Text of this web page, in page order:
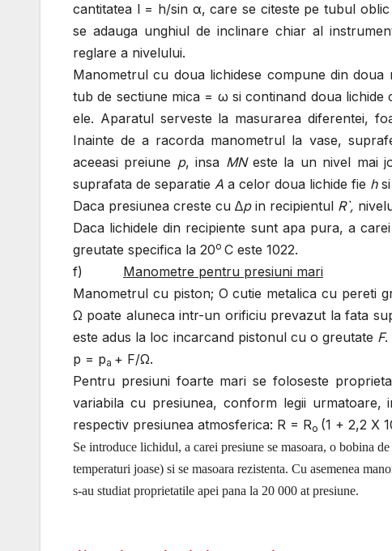
cantitatea l = h/sin α, care se citeste pe tubul
se adauga unghiul de inclinare chiar al
reglare a nivelului.
Manometrul cu doua lichidese compune din doua
tub de sectiune mica = ω si continand doua
ele. Aparatul serveste la masurarea diferentei,
Inainte de a racorda manometrul la vase,
aceeasi preiune p, insa MNeste la un nivel mai
suprafata de separatie A a celor doua lichide fie hsi
Daca presiunea creste cu ∆pin recipientul R`,
Daca lichidele din recipiente sunt apa pura, a
greutate specifica la 20o C este 1022.
f) Manometre pentru presiuni mari
Manometrul cu piston; O cutie metalica cu pereti
Ω poate aluneca intr-un orificiu prevazut la fata
este adus la loc incarcand pistonul cu o greutate F.
p = pa + F/Ω.
Pentru presiuni foarte mari se foloseste
variabila cu presiunea, conform legii urmatoare,
respectiv presiunea atmosferica: R = Ro (1 + 2,2 X
Se introduce lichidul, a carei presiune se masoara, o bobina
temperaturi joase) si se masoara rezistenta. Cu asemenea
s-au studiat proprietatile apei pana la 20 000 at presiune.